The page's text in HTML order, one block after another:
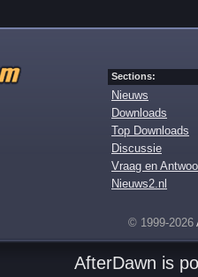
Sections:
Nieuws
Downloads
Top Downloads
Discussie
Vraag en
Nieuws2.nl
© 1999-2026
AfterDawn is